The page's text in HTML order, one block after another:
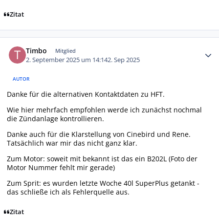
Zitat
Timbo Mitglied
2. September 2025 um 14:142. Sep 2025
AUTOR
Danke für die alternativen Kontaktdaten zu HFT.
Wie hier mehrfach empfohlen werde ich zunächst nochmal
die Zündanlage kontrollieren.
Danke auch für die Klarstellung von Cinebird und Rene.
Tatsächlich war mir das nicht ganz klar.
Zum Motor: soweit mit bekannt ist das ein B202L (Foto der
Motor Nummer fehlt mir gerade)
Zum Sprit: es wurden letzte Woche 40l SuperPlus getankt -
das schließe ich als Fehlerquelle aus.
Zitat